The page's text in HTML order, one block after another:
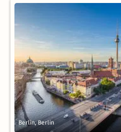
Berlin, Berlin